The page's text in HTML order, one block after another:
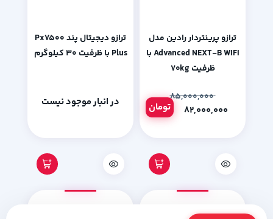
ترازو پرینتردار رادین مدل
Advanced NEXT-B WIFI با
ظرفیت ۷۰kg
۸۵,۰۰۰,۰۰۰
تومان
ترازو دیجیتال پند Px7500
Plus با ظرفیت 30 کیلوگرم
در انبار موجود نیست